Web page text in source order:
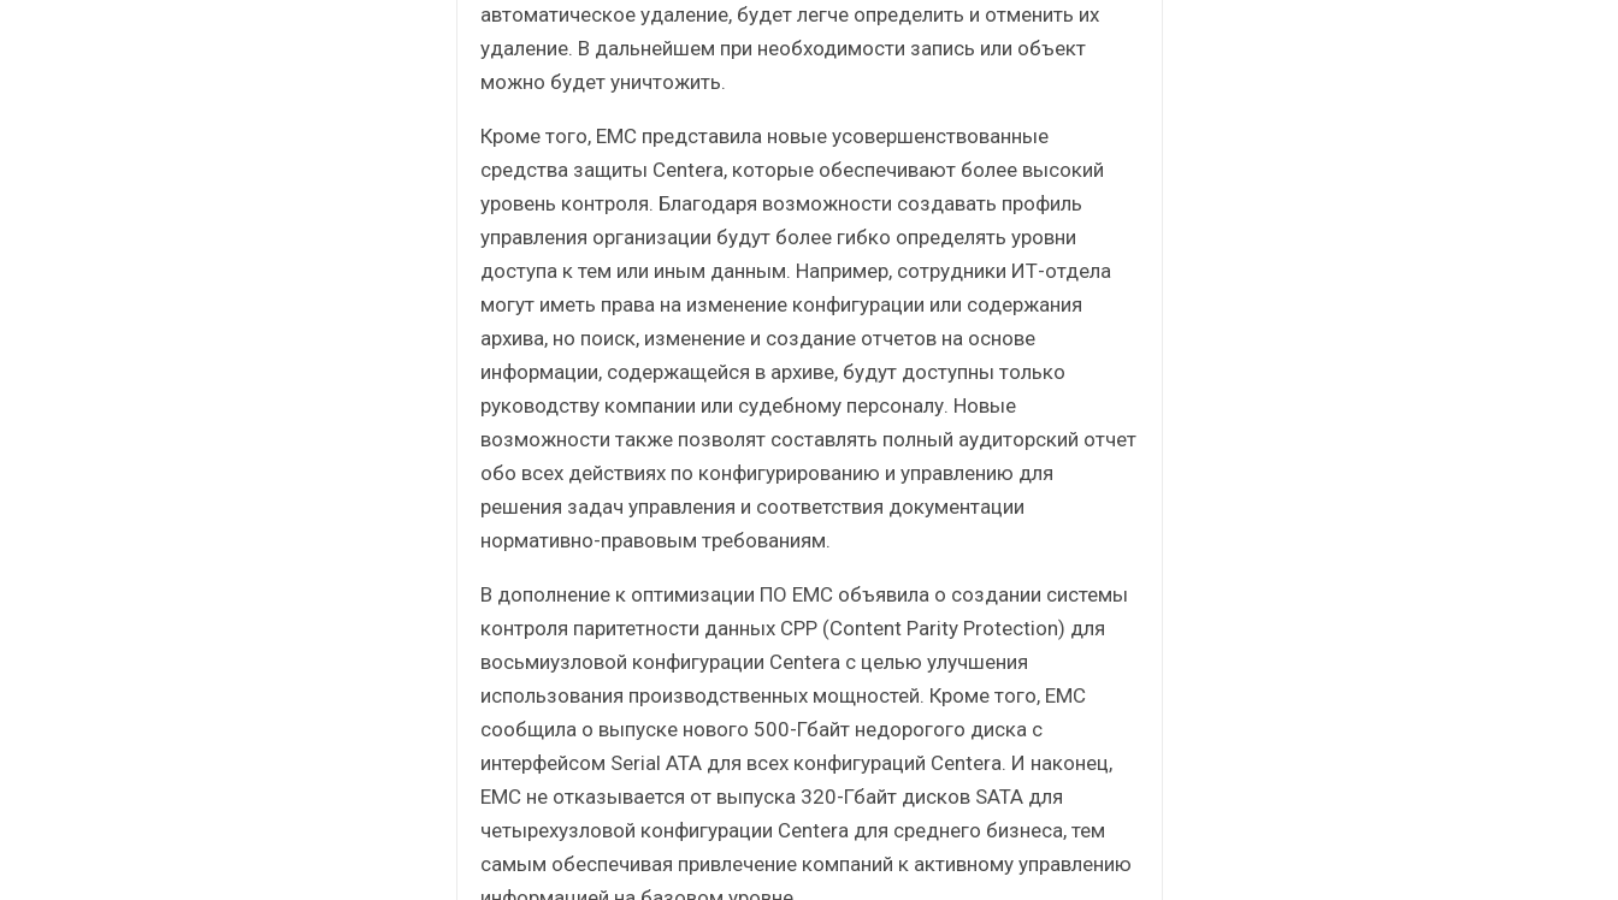
автоматическое удаление, будет легче определить и отменить их
удаление. В дальнейшем при необходимости запись или объект
можно будет уничтожить.
Кроме того, EMC представила новые усовершенствованные
средства защиты Centera, которые обеспечивают более высокий
уровень контроля. Благодаря возможности создавать профиль
управления организации будут более гибко определять уровни
доступа к тем или иным данным. Например, сотрудники ИТ-отдела
могут иметь права на изменение конфигурации или содержания
архива, но поиск, изменение и создание отчетов на основе
информации, содержащейся в архиве, будут доступны только
руководству компании или судебному персоналу. Новые
возможности также позволят составлять полный аудиторский отчет
обо всех действиях по конфигурированию и управлению для
решения задач управления и соответствия документации
нормативно-правовым требованиям.
В дополнение к оптимизации ПО EMC объявила о создании системы
контроля паритетности данных CPP (Content Parity Protection) для
восьмиузловой конфигурации Centera с целью улучшения
использования производственных мощностей. Кроме того, EMC
сообщила о выпуске нового 500-Гбайт недорогого диска с
интерфейсом Serial ATA для всех конфигураций Centera. И наконец,
EMC не отказывается от выпуска 320-Гбайт дисков SATA для
четырехузловой конфигурации Centera для среднего бизнеса, тем
самым обеспечивая привлечение компаний к активному управлению